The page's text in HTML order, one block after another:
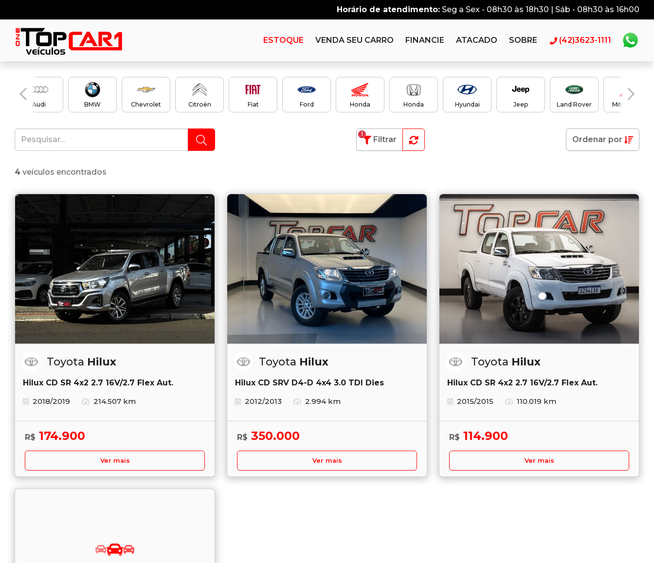
Horário de atendimento: Seg a Sex - 08h30 às 18h30 | Sáb - 08h30 às 16h00
ESTOQUE VENDA SEU CARRO FINANCIE ATACADO SOBRE (42)3623-1111
Audi BMW Chevrolet Citroën Fiat Ford Honda Honda Hyundai Jeep Land Rover Mitsubishi
Filtrar
1
Ordenar por
4 veículos encontrados
Toyota Hilux
Hilux CD SR 4x2 2.7 16V/2.7 Flex Aut.
2018/2019
214.507 km
R$ 174.900
Ver mais
Toyota Hilux
Hilux CD SRV D4-D 4x4 3.0 TDI Dies
2012/2013
2.994 km
R$ 350.000
Ver mais
Toyota Hilux
Hilux CD SR 4x2 2.7 16V/2.7 Flex Aut.
2015/2015
110.019 km
R$ 114.900
Ver mais